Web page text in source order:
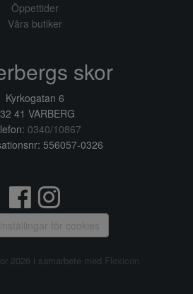
Öppettider
Våra butiker
skor
Kyrkogatan 6
41 VARBERG
0340/10867
556057-0326
för cookies
2026 i samarbete med Flexicon